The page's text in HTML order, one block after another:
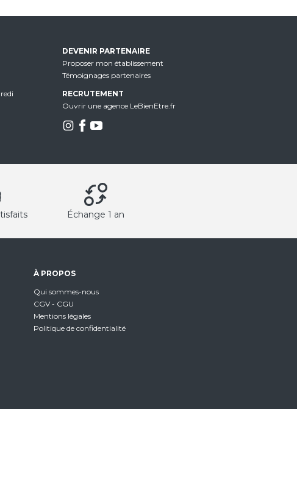
DEVENIR PARTENAIRE
Proposer mon établissement
Témoignages partenaires
RECRUTEMENT
Ouvrir une agence LeBienEtre.fr
Échange 1 an
À PROPOS
Qui sommes-nous
CGV - CGU
Mentions légales
Politique de confidentialité